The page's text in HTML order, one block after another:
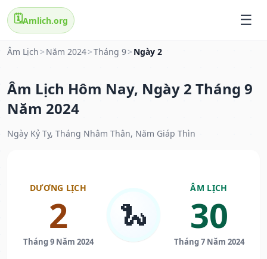
🗓️Amlich.org
Âm Lịch > Năm 2024>Tháng 9> Ngày 2
Âm Lịch Hôm Nay, Ngày 2 Tháng 9
Năm 2024
Ngày Kỷ Tỵ, Tháng Nhâm Thân, Năm Giáp Thìn
DƯƠNG LỊCH
2
Tháng 9 Năm 2024
🐍
ÂM LỊCH
30
Tháng 7 Năm 2024